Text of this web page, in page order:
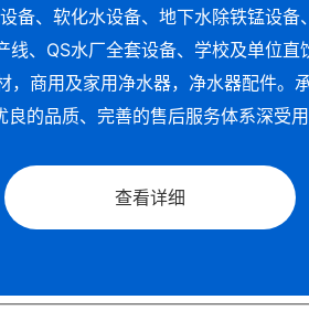
、软化水设备、地下水除铁锰设备
、QS水厂全套设备、学校及单位
商用及家用净水器，净水器配件。
的品质、完善的售后服务体系深受用
查看详细